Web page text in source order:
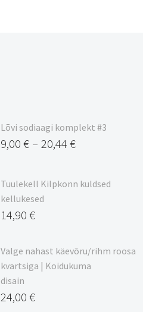
Lõvi sodiaagi komplekt #3
9,00 € – 20,44 €
9,00 €
kuni
20,44 €
Tuulekell Kilpkonn kuldsed
kellukesed
14,90 €
Valge nahast käevõru/rihm roosa
kvartsiga | Koidukuma
disain
24,00 €